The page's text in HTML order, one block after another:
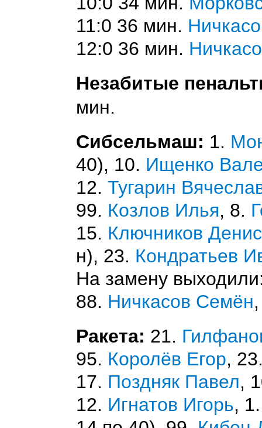
11:0 36 мин.
12:0 36 мин.
Незабитые
мин.
Сибсельмаш: 1.
40), 10. Ищенко
12. Тугарин
99. Козлов Илья, 8.
15. Ключников Денис
н), 23. Кондратьев
На замену
88. Ничкасов Семён,
Ракета: 21.
95. Королёв Егор,
17. Поздняк Павел,
12. Игнатов Игорь,